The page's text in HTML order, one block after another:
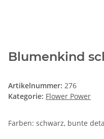
Blumenkind
Artikelnummer: 276
Kategorie: Flower Power
Farben: schwarz, bunte